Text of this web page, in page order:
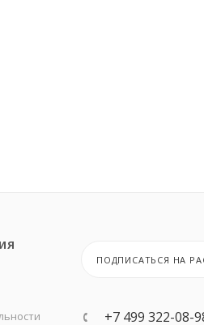
ПОДПИСАТЬСЯ НА
+7 499 322-08-